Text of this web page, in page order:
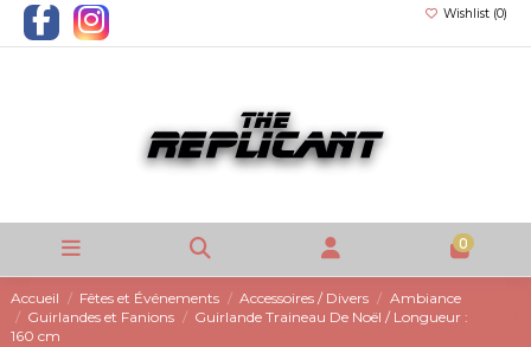
Wishlist (0)
0
Accueil Fêtes et Événements Accessoires / Divers
Ambiance
Guirlandes et Fanions
Guirlande Traineau De Noël / Longueur :
160 cm